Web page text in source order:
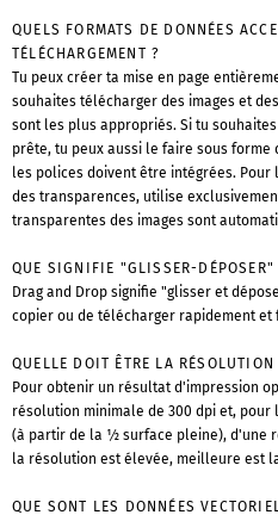
QUELS FORMATS DE DONNÉES
TÉLÉCHARGEMENT ?
Tu peux créer ta mise en page
souhaites télécharger des images et des
sont les plus appropriés. Si tu
prête, tu peux aussi le faire sous forme
les polices doivent être intégrées. Pour
des transparences, utilise
transparentes des images sont
QUE SIGNIFIE "GLISSER-DÉPOSER"
Drag and Drop signifie "glisser et
copier ou de télécharger rapidement et
QUELLE DOIT ÊTRE LA
Pour obtenir un résultat d'impression
résolution minimale de 300 dpi et, pour
(à partir de la ½ surface pleine), d'une
la résolution est élevée, meilleure est
QUE SONT LES DONNÉES